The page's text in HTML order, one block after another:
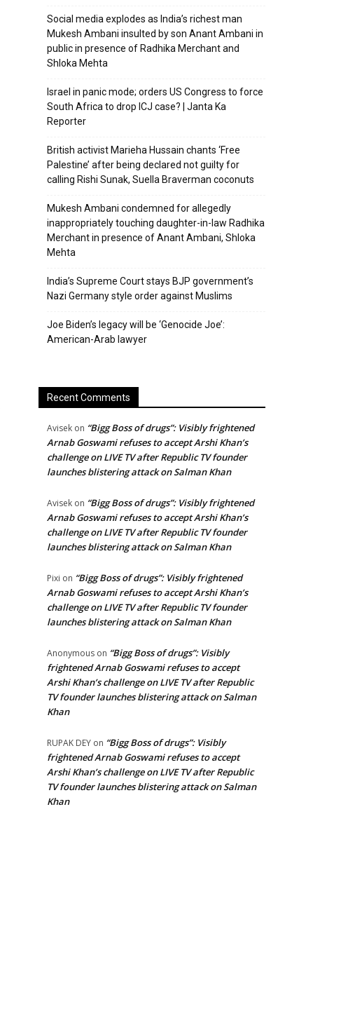
Social media explodes as India’s richest man
Mukesh Ambani insulted by son Anant Ambani in
public in presence of Radhika Merchant and
Shloka Mehta
Israel in panic mode; orders US Congress to force
South Africa to drop ICJ case? | Janta Ka
Reporter
British activist Marieha Hussain chants ‘Free
Palestine’ after being declared not guilty for
calling Rishi Sunak, Suella Braverman coconuts
Mukesh Ambani condemned for allegedly
inappropriately touching daughter-in-law Radhika
Merchant in presence of Anant Ambani, Shloka
Mehta
India’s Supreme Court stays BJP government’s
Nazi Germany style order against Muslims
Joe Biden’s legacy will be ‘Genocide Joe’:
American-Arab lawyer
Recent Comments
Avisek on “Bigg Boss of drugs”: Visibly frightened
Arnab Goswami refuses to accept Arshi Khan’s
challenge on LIVE TV after Republic TV founder
launches blistering attack on Salman Khan
Avisek on “Bigg Boss of drugs”: Visibly frightened
Arnab Goswami refuses to accept Arshi Khan’s
challenge on LIVE TV after Republic TV founder
launches blistering attack on Salman Khan
Pixi on “Bigg Boss of drugs”: Visibly frightened
Arnab Goswami refuses to accept Arshi Khan’s
challenge on LIVE TV after Republic TV founder
launches blistering attack on Salman Khan
Anonymous on “Bigg Boss of drugs”: Visibly
frightened Arnab Goswami refuses to accept
Arshi Khan’s challenge on LIVE TV after Republic
TV founder launches blistering attack on Salman
Khan
RUPAK DEY on “Bigg Boss of drugs”: Visibly
frightened Arnab Goswami refuses to accept
Arshi Khan’s challenge on LIVE TV after Republic
TV founder launches blistering attack on Salman
Khan